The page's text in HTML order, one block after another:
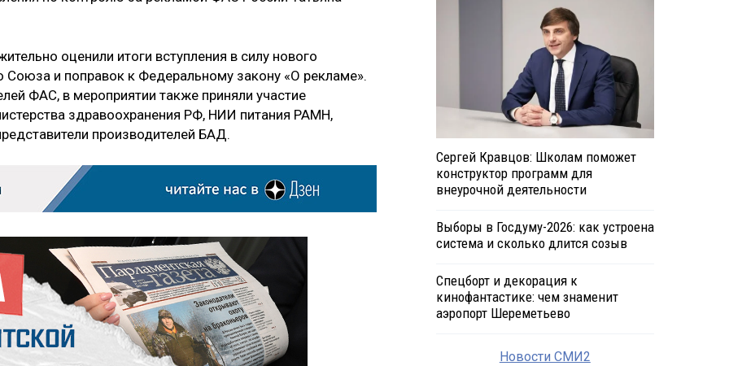
оценили итоги вступления в силу нового
Союза и поправок к Федеральному закону «О рекламе».
ФАС, в мероприятии также приняли участие
здравоохранения РФ, НИИ питания РАМН,
производителей БАД.
Сергей Кравцов: Школам поможет
конструктор программ для
внеурочной деятельности
Выборы в Госдуму-2026: как устроена
система и сколько длится созыв
Спецборт и декорация к
кинофантастике: чем знаменит
аэропорт Шереметьево
Новости СМИ2